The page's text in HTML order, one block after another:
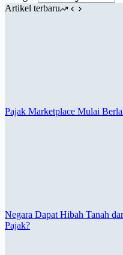
Artikel terbaru
Pajak Marketplace Mulai
Negara Dapat Hibah Tanah
Pajak?